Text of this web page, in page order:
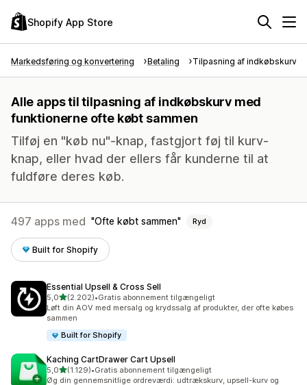
Shopify App Store
Markedsføring og konvertering Betaling Tilpasning af indkøbskurv
Alle apps til tilpasning af indkøbskurv med
funktionerne ofte købt sammen
Tilføj en "køb nu"-knap, fastgjort føj til kurv-
knap, eller hvad der ellers får kunderne til at
fuldføre deres køb.
497 apps med Ofte købt sammen Ryd
Built for Shopify
Essential Upsell & Cross Sell
5,0ud af 5 stjerner
(2.202)
2202 anmeldelser i alt
•Gratis abonnement tilgængeligt
Løft din AOV med mersalg og krydssalg af produkter, der ofte købes
sammen
Built for Shopify
Kaching CartDrawer Cart Upsell
5,0ud af 5 stjerner
(1.129)
1129 anmeldelser i alt
•Gratis abonnement tilgængeligt
Øg din gennemsnitlige ordreværdi: udtrækskurv, upsell-kurv og